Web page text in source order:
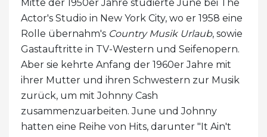
Mitte der 1950er Jahre studierte June bei The
Actor's Studio in New York City, wo er 1958 eine
Rolle übernahm's Country Musik Urlaub, sowie
Gastauftritte in TV-Western und Seifenopern.
Aber sie kehrte Anfang der 1960er Jahre mit
ihrer Mutter und ihren Schwestern zur Musik
zurück, um mit Johnny Cash
zusammenzuarbeiten. June und Johnny
hatten eine Reihe von Hits, darunter "It Ain't